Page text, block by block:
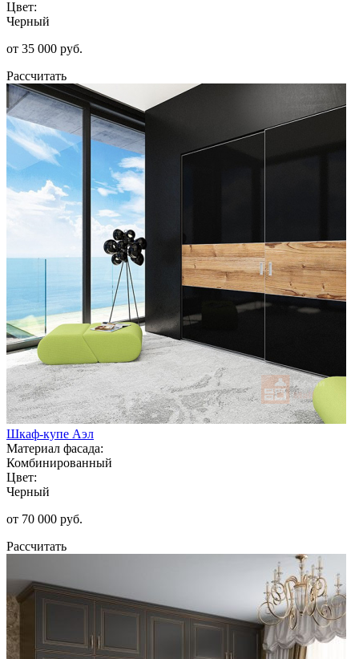
Цвет:
Черный
от 35 000 руб.
Рассчитать
Шкаф-купе Аэл
Материал фасада:
Комбинированный
Цвет:
Черный
от 70 000 руб.
Рассчитать